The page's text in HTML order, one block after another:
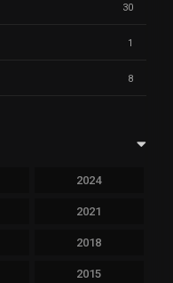
30
1
8
2024
2021
2018
2015